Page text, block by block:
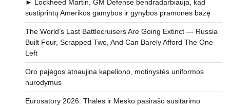
► Lockheed Martin, GM Defense bendradarbiauja, kad
sustiprintų Amerikos gamybos ir gynybos pramonės bazę
The World’s Last Battlecruisers Are Going Extinct — Russia
Built Four, Scrapped Two, And Can Barely Afford The One
Left
Oro pajėgos atnaujina kapeliono, motinystės uniformos
nurodymus
Eurosatory 2026: Thales ir Mesko pasirašo susitarimo